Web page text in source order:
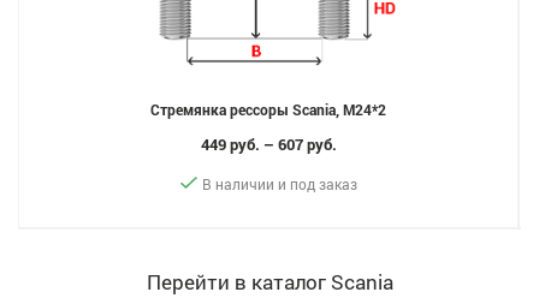
Стремянка рессоры Scania, M24*2
449 руб. – 607 руб.
В наличии и под заказ
Перейти в каталог Scania